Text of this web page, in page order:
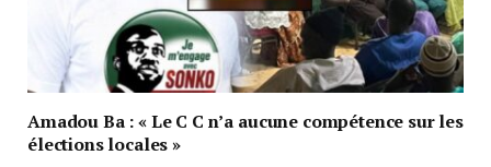
Amadou Ba : « Le C C n’a aucune compétence sur les
élections locales »